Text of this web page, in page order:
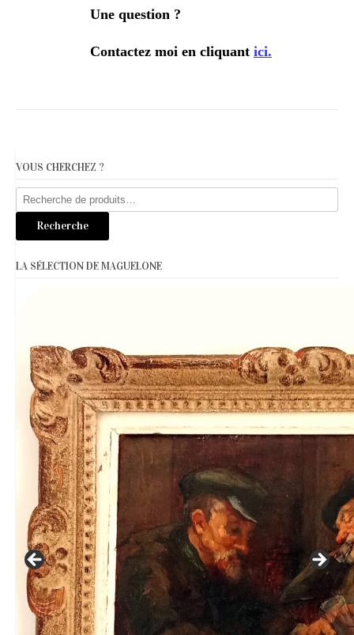
Une question ?
Contactez moi en cliquant ici.
VOUS CHERCHEZ ?
Recherche
pour :
Recherche
LA SÉLECTION DE MAGUELONE